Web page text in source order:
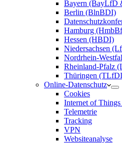
Bayern (BayLfD
Berlin (BlnBDI)
Hamburg
Hessen (HBDI)
Niedersachsen
Nordrhein-
Rheinland-Pfalz
Thüringen
Online-Datenschutz
Cookies
Internet of
Telemetrie
Tracking
VPN
Websiteanalyse